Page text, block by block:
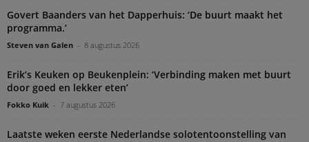
Govert Baanders van het Dapperhuis: ‘De buurt maakt het
programma.’
Steven van Galen - 8 augustus 2026
Erik’s Keuken op Beukenplein: ‘Verbinding maken met buurt
door goed en lekker eten’
Fokko Kuik - 7 augustus 2026
Laatste weken eerste Nederlandse solotentoonstelling van